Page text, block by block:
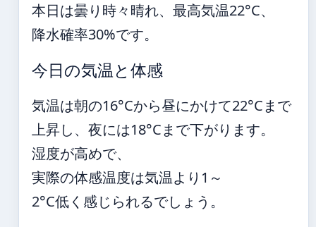
本日は曇り時々晴れ、最高気温22°C、
降水確率30%です。
今日の気温と体感
気温は朝の16°Cから昼にかけて22°Cまで
上昇し、夜には18°Cまで下がります。
湿度が高めで、
実際の体感温度は気温より1～
2°C低く感じられるでしょう。